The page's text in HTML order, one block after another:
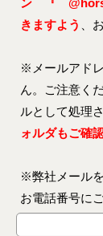
ン 『
きますよう
、
※メールアド
ん。ご注意く
ルとして処理
ォルダもご確
※弊社メール
お電話番号に